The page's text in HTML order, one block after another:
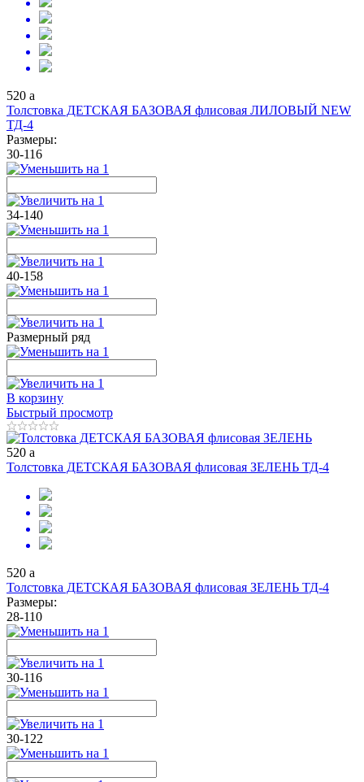
520 a
Толстовка ДЕТСКАЯ БАЗОВАЯ флисовая ЛИЛОВЫЙ NEW
ТД-4
Размеры:
30-116
34-140
40-158
Размерный ряд
В корзину
Быстрый просмотр
520 a
Толстовка ДЕТСКАЯ БАЗОВАЯ флисовая ЗЕЛЕНЬ ТД-4
520 a
Толстовка ДЕТСКАЯ БАЗОВАЯ флисовая ЗЕЛЕНЬ ТД-4
Размеры:
28-110
30-116
30-122